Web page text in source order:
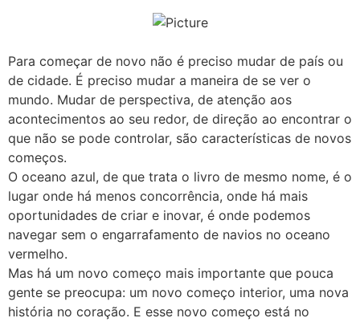
Para começar de novo não é preciso mudar de país ou
de cidade. É preciso mudar a maneira de se ver o
mundo. Mudar de perspectiva, de atenção aos
acontecimentos ao seu redor, de direção ao encontrar o
que não se pode controlar, são características de novos
começos.
O oceano azul, de que trata o livro de mesmo nome, é o
lugar onde há menos concorrência, onde há mais
oportunidades de criar e inovar, é onde podemos
navegar sem o engarrafamento de navios no oceano
vermelho.
Mas há um novo começo mais importante que pouca
gente se preocupa: um novo começo interior, uma nova
história no coração. E esse novo começo está no